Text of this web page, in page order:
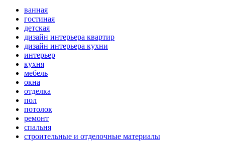
ванная
гостиная
детская
дизайн интерьера квартир
дизайн интерьера кухни
интерьер
кухня
мебель
окна
отделка
пол
потолок
ремонт
спальня
строительные и отделочные материалы